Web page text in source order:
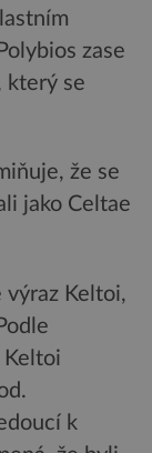
zase
který se
že se
jako Celtae
výraz Keltoi,
Keltoi
k